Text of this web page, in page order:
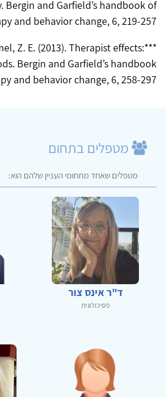
Bergin and Garfield’s handbook of
and behavior change, 6, 219-257.
Z. E. (2013). Therapist effects:
Bergin and Garfield’s handbook
and behavior change, 6, 258-297.
מטפלים בתחום
מטפלים שאחד מתחומי העניין שלהם הוא:
ד"ר אינס צור
פסיכולוגית